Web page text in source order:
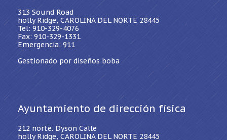
313 Sound Road
holly Ridge, CAROLINA DEL NORTE 28445
Tel: 910-329-4076
Fax: 910-329-1331
Emergencia: 911
Gestionado por diseños boba
Ayuntamiento de dirección física
212 norte. Dyson Calle
holly Ridge, CAROLINA DEL NORTE 28445